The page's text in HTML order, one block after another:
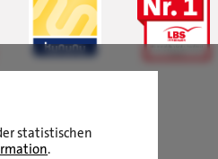
statistischen
.